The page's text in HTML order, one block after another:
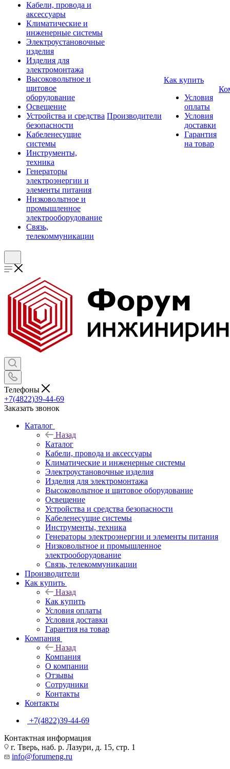
Кабели, провода и
аксессуары
Климатические и
инженерные системы
Электроустановочные
изделия
Изделия для
электромонтажа
Высоковольтное и
щитовое
оборудование
Освещение
Устройства и средства
безопасности
Кабеленесущие
системы
Инструменты,
техника
Генераторы
электроэнергии и
элементы питания
Низковольтное и
промышленное
электрооборудование
Связь,
телекоммуникации
Производители
Как купить
Условия
оплаты
Условия
доставки
Гарантия
на товар
Телефоны
+7(4822)39-44-69
Заказать звонок
Каталог
Назад
Каталог
Кабели, провода и аксессуары
Климатические и инженерные системы
Электроустановочные изделия
Изделия для электромонтажа
Высоковольтное и щитовое оборудование
Освещение
Устройства и средства безопасности
Кабеленесущие системы
Инструменты, техника
Генераторы электроэнергии и элементы питания
Низковольтное и промышленное
электрооборудование
Связь, телекоммуникации
Производители
Как купить
Назад
Как купить
Условия оплаты
Условия доставки
Гарантия на товар
Компания
Назад
Компания
О компании
Отзывы
Сотрудники
Контакты
Контакты
+7(4822)39-44-69
Контактная информация
г. Тверь, наб. р. Лазури, д. 15, стр. 1
info@forumeng.ru